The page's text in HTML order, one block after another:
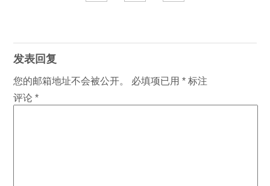
发表回复
您的邮箱地址不会被公开。 必填项已用* 标注
评论*